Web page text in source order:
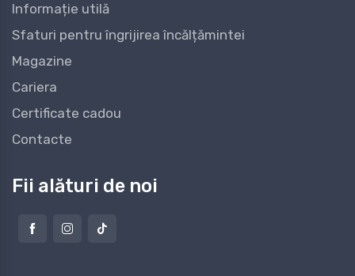
Informație utilă
Sfaturi pentru îngrijirea încălțămintei
Magazine
Cariera
Certificate cadou
Contacte
Fii alături de noi